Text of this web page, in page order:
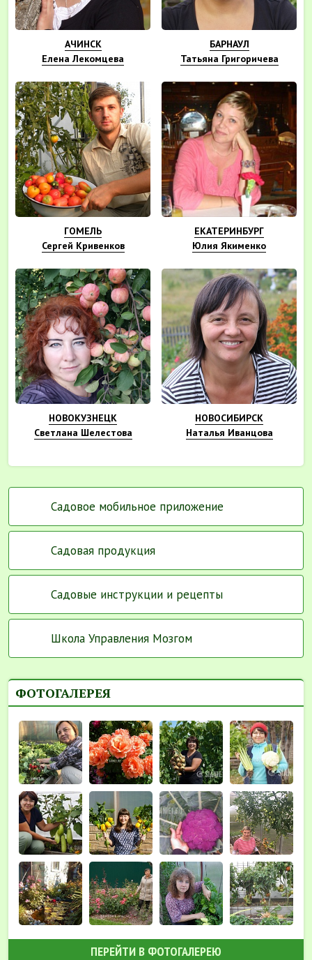
АЧИНСК
Елена Лекомцева
БАРНАУЛ
Татьяна Григоричева
ГОМЕЛЬ
Сергей Кривенков
ЕКАТЕРИНБУРГ
Юлия Якименко
НОВОКУЗНЕЦК
Светлана Шелестова
НОВОСИБИРСК
Наталья Иванцова
Садовое мобильное приложение
Садовая продукция
Садовые инструкции и рецепты
Школа Управления Мозгом
ФОТОГАЛЕРЕЯ
ПЕРЕЙТИ В ФОТОГАЛЕРЕЮ